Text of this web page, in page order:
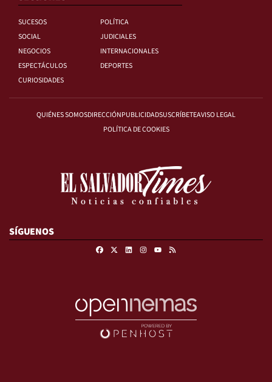
SUCESOS
POLÍTICA
SOCIAL
JUDICIALES
NEGOCIOS
INTERNACIONALES
ESPECTÁCULOS
DEPORTES
CURIOSIDADES
QUIÉNES SOMOSDIRECCIÓNPUBLICIDADSUSCRÍBETEAVISO LEGAL
POLÍTICA DE COOKIES
SÍGUENOS
FacebookLinkedinInstagram